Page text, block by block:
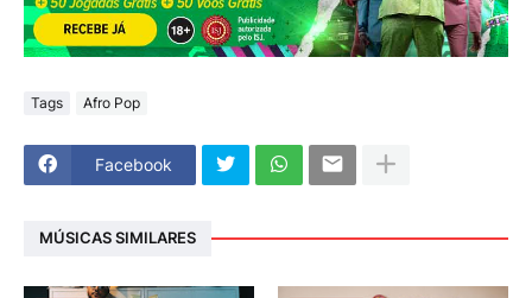
Tags Afro Pop
Facebook
MÚSICAS SIMILARES